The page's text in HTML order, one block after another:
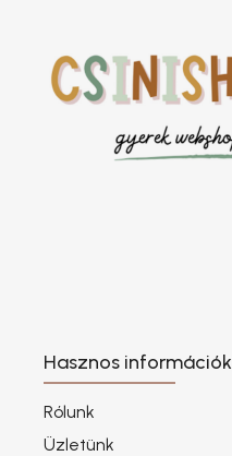
Hasznos információk
Rólunk
Üzletünk